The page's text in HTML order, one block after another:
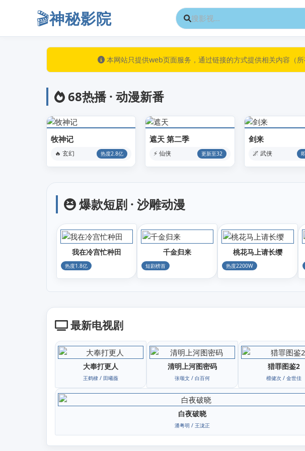
🎬神秘影院
本网站只提供web页面服务，通过链接的方式提供相关内容（
68热播 · 动漫新番
牧神记
🔥 玄幻 热度2.8亿
遮天 第二季
⚡ 仙侠 更新至32
剑来
🌌 武侠
爆款短剧 · 沙雕动漫
我在冷宫忙种田
热度1.8亿
千金归来
短剧榜首
桃花马上请长缨
热度2200W
最新电视剧
大奉打更人
王鹤棣 / 田曦薇
清明上河图密码
张颂文 / 白百何
猎罪图鉴2
檀健次 / 金世佳
白夜破晓
潘粤明 / 王泷正